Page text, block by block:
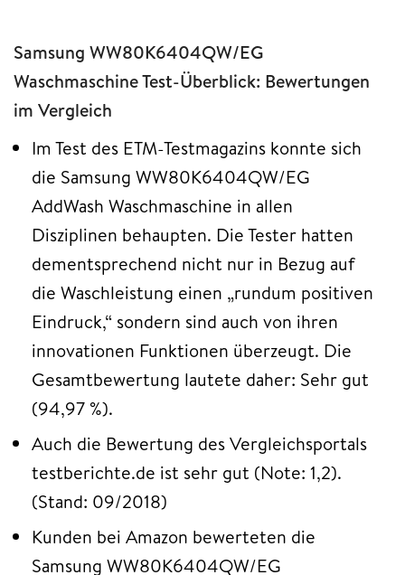
Samsung WW80K6404QW/EG
Waschmaschine Test-Überblick: Bewertungen
im Vergleich
Im Test des ETM-Testmagazins konnte sich
die Samsung WW80K6404QW/EG
AddWash Waschmaschine in allen
Disziplinen behaupten. Die Tester hatten
dementsprechend nicht nur in Bezug auf
die Waschleistung einen „rundum positiven
Eindruck,“ sondern sind auch von ihren
innovationen Funktionen überzeugt. Die
Gesamtbewertung lautete daher: Sehr gut
(94,97 %).
Auch die Bewertung des Vergleichsportals
testberichte.de ist sehr gut (Note: 1,2).
(Stand: 09/2018)
Kunden bei Amazon bewerteten die
Samsung WW80K6404QW/EG